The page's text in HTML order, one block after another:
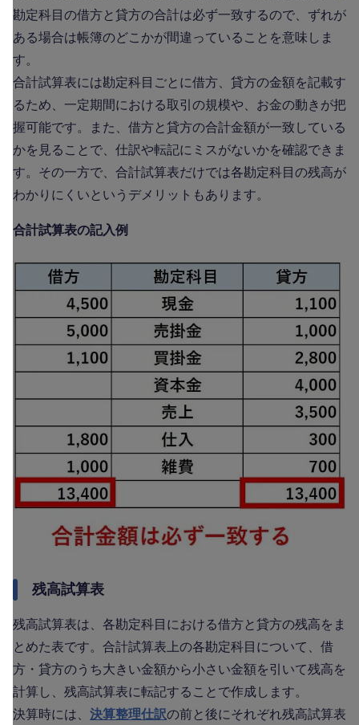
勘定科目の借方と貸方の合計は必ず一致するので、ずれが
ある場合は帳簿のどこかが間違っていることを意味しま
す。
合計試算表には勘定科目ごとに借方、貸方の金額を記載す
るため、一定期間における取引の規模や、お金の動きが把
握可能です。また、借方と貸方の合計金額が一致している
かを見ることで、仕訳や転記にミスがないかを確認できま
す。その一方で、合計試算表だけでは各勘定科目の残高が
わかりにくいというデメリットもあります。
合計試算表の記入例
残高試算表
残高試算表は、各勘定科目における借方と貸方の残高をま
とめた表です。合計試算表上の各勘定科目について、借
方・貸方のうち大きい金額から小さい金額を引いて残高を
計算し、残高試算表に転記することで作成します。
決算時には、 決算整理仕訳の前と後にそれぞれ残高試算表